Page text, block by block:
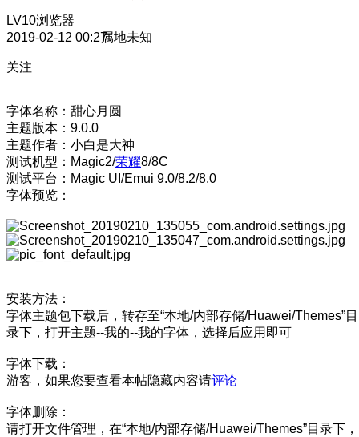
LV10浏览器
2019-02-12 00:27属地未知
关注
字体名称：甜心月圆
主题版本：9.0.0
主题作者：小白是大神
测试机型：Magic2/荣耀8/8C
测试平台：Magic UI/Emui 9.0/8.2/8.0
字体预览：
安装方法：
字体主题包下载后，转存至“本地/内部存储/Huawei/Themes”目
录下，打开主题--我的--我的字体，选择后应用即可
字体下载：
游客，如果您要查看本帖隐藏内容请评论
字体删除：
请打开文件管理，在“本地/内部存储/Huawei/Themes”目录下，